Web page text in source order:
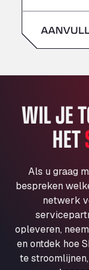
American
Av. des
Aut. A4
AP7 Salida
Andamur
A-15 Salida
Aut A1 Exit
Anglia Motel
Washway
Anpol Sp. z
Ul. Torunska
Aqua Ariva
Marie-Curie-
zaterdag
WIL JE
HET
Als u graag
bespreken
netwerk
opleveren,
en ontdek hoe
te